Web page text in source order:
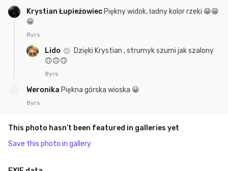
Krystian Łupieżowiec Piękny widok, ładny kolor rzeki 😁😁
😁
8yrs
Lido
Dzięki Krystian , strumyk szumi jak szalony
🙃🙃🙃
8yrs
Weronika Piękna górska wioska 😀
8yrs
This photo hasn’t been featured in galleries yet
Save this photo in gallery